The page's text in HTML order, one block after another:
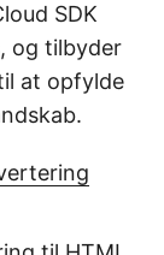
SDK
og tilbyder
at opfylde